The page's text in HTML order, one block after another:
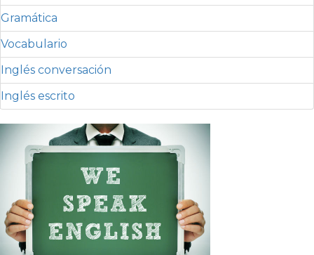
Gramática
Vocabulario
Inglés conversación
Inglés escrito